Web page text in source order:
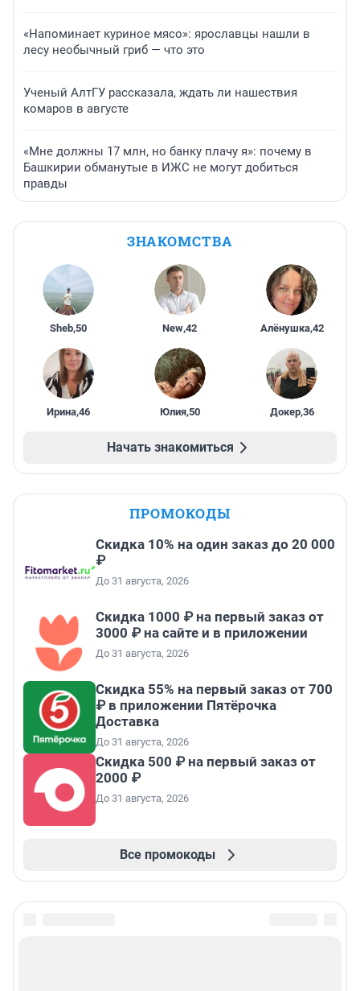
«Напоминает куриное мясо»: ярославцы нашли в
лесу необычный гриб — что это
Ученый АлтГУ рассказала, ждать ли нашествия
комаров в августе
«Мне должны 17 млн, но банку плачу я»: почему в
Башкирии обманутые в ИЖС не могут добиться
правды
ЗНАКОМСТВА
Sheb,50 New,42 Алёнушка,42
Ирина,46 Юлия,50 Докер,36
Начать знакомиться
ПРОМОКОДЫ
Скидка 10% на один заказ до 20 000
₽
До 31 августа, 2026
Скидка 1000 ₽ на первый заказ от
3000 ₽ на сайте и в приложении
До 31 августа, 2026
Скидка 55% на первый заказ от 700
₽ в приложении Пятёрочка
Доставка
До 31 августа, 2026
Скидка 500 ₽ на первый заказ от
2000 ₽
До 31 августа, 2026
Все промокоды